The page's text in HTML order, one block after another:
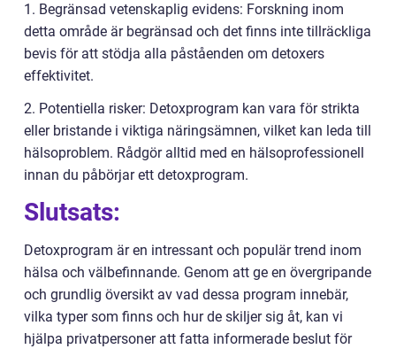
1. Begränsad vetenskaplig evidens: Forskning inom
detta område är begränsad och det finns inte tillräckliga
bevis för att stödja alla påståenden om detoxers
effektivitet.
2. Potentiella risker: Detoxprogram kan vara för strikta
eller bristande i viktiga näringsämnen, vilket kan leda till
hälsoproblem. Rådgör alltid med en hälsoprofessionell
innan du påbörjar ett detoxprogram.
Slutsats:
Detoxprogram är en intressant och populär trend inom
hälsa och välbefinnande. Genom att ge en övergripande
och grundlig översikt av vad dessa program innebär,
vilka typer som finns och hur de skiljer sig åt, kan vi
hjälpa privatpersoner att fatta informerade beslut för